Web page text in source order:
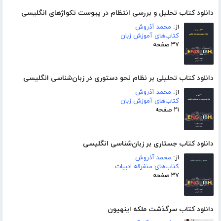
دانلود کتاب تحلیل و بررسی انتظام در پیوست تکواژهای انگلیسی
از: محمد آذروش
کتاب‌های آموزش زبان
۳۷ صفحه
دانلود کتاب تحلیلی بر نظام نحو دستوری در زبان‌شناسی انگلیسی
از: محمد آذروش
کتاب‌های آموزش زبان
۲۱ صفحه
دانلود کتاب جستاری بر زبان‌شناسی انگلیسی
از: محمد آذروش
کتاب‌های متفرقه ادبیات
۳۷ صفحه
دانلود کتاب سرگذشت ملکه اینهیون